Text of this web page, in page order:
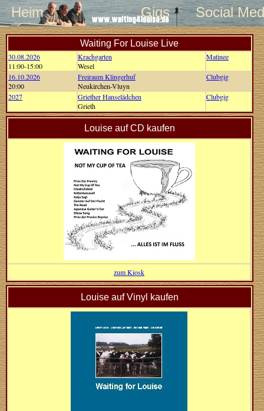
Heim Gigs Social
Waiting For Louise Live
30.08.2026
11:00-15:00
Krachgarten
Wesel
Matinee
16.10.2026
20:00
Freiraum Klingerhuf
Neukirchen-Vluyn
Clubgig
2027
Griether Hanselädchen
Grieth
Clubgig
Louise auf CD kaufen
zum Kiosk
Louise auf Vinyl kaufen